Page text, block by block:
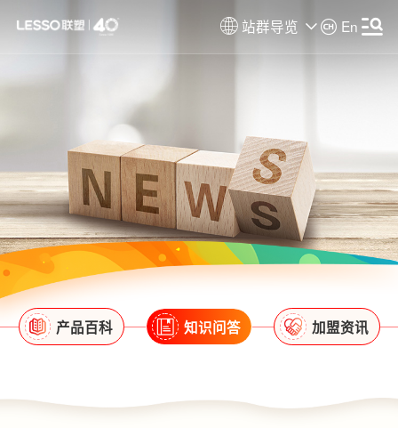
站群导览 En
产品百科 知识问答 加盟资讯